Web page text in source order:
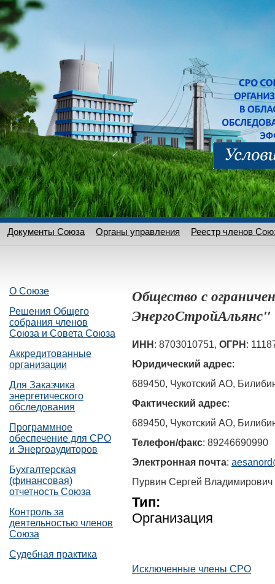
Документы Союза Органы управления Реестр членов
О Союзе
Решения Общего
собрания членов
Союза и Совета Союза
Аккредитованные
организации
Для Заказчика
энергетического
обследования
Программное
обеспечение для СРО
и Энергоаудиторов
Бухгалтерская
(финансовая)
отчетность Союза
Контроль за
деятельностью членов
Союза
Судебная практика
Общество с
ЭнергоСтройАльянс"
ИНН: 8703010751, ОГРН:
Юридический адрес:
689450, Чукотский АО,
Фактический адрес:
689450, Чукотский АО,
Телефон/факс: 89246690990
Электронная почта:
Пурвин Сергей Владимирович
Тип:
Организация
Исключенные члены СРО